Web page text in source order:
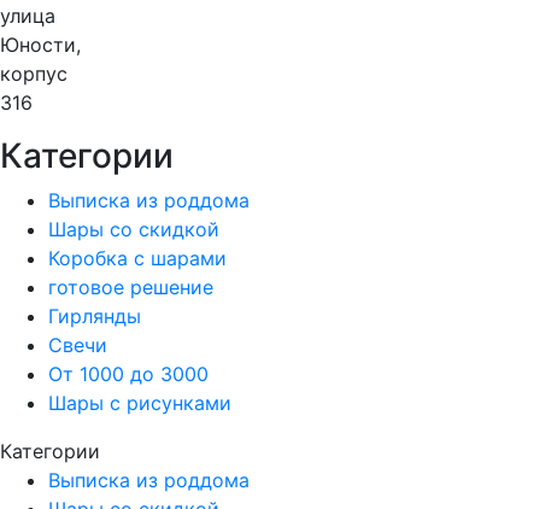
улица
Юности,
корпус
316
Категории
Выписка из роддома
Шары со скидкой
Коробка с шарами
готовое решение
Гирлянды
Свечи
От 1000 до 3000
Шары с рисунками
Категории
Выписка из роддома